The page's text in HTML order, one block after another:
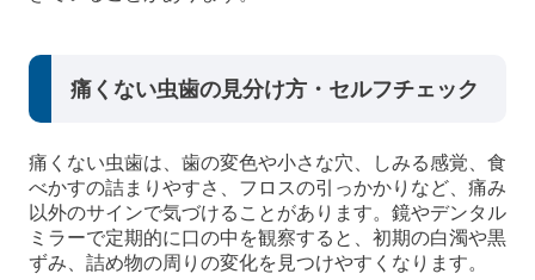
痛くない虫歯の見分け方・セルフチェック
痛くない虫歯は、歯の変色や小さな穴、しみる感覚、食
べかすの詰まりやすさ、フロスの引っかかりなど、痛み
以外のサインで気づけることがあります。鏡やデンタル
ミラーで定期的に口の中を観察すると、初期の白濁や黒
ずみ、詰め物の周りの変化を見つけやすくなります。